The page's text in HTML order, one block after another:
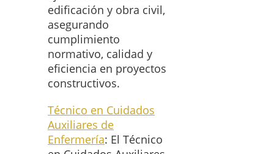
edificación y obra civil,
asegurando
cumplimiento
normativo, calidad y
eficiencia en proyectos
constructivos.
Técnico en Cuidados
Auxiliares de
Enfermería: El Técnico